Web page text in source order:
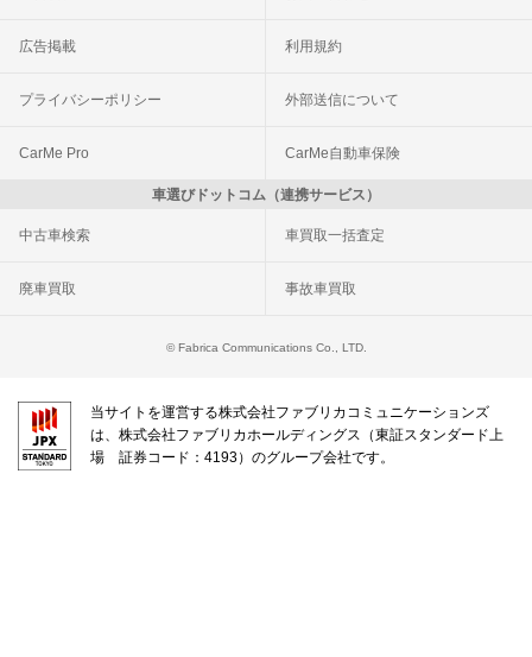
広告掲載 利用規約
プライバシーポリシー 外部送信について
CarMe Pro CarMe自動車保険
車選びドットコム（連携サービス）
中古車検索 車買取一括査定
廃車買取 事故車買取
© Fabrica Communications Co., LTD.
当サイトを運営する株式会社ファブリカコミュニケーションズ
は、株式会社ファブリカホールディングス（東証スタンダード上
場 証券コード：4193）のグループ会社です。